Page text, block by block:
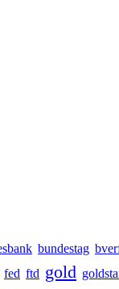
bundestag
fed ftd gold